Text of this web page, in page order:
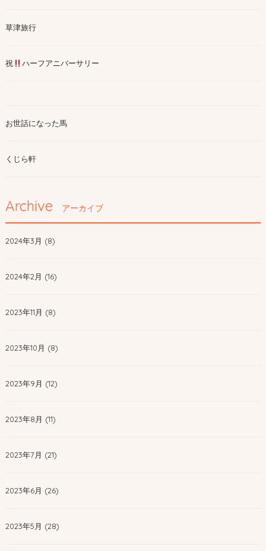
草津旅行
祝 ハーフアニバーサリー
お世話になった馬
くじら軒
Archive アーカイブ
2024年3月 (8)
2024年2月 (16)
2023年11月 (8)
2023年10月 (8)
2023年9月 (12)
2023年8月 (11)
2023年7月 (21)
2023年6月 (26)
2023年5月 (28)